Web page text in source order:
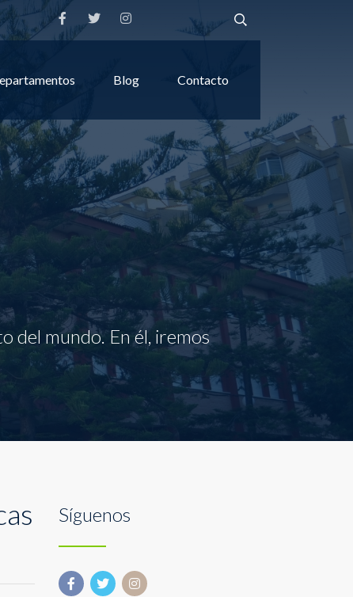
Blog Contacto
del mundo. En él, iremos
Síguenos